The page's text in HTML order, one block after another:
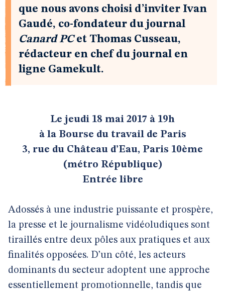
que nous avons choisi d’inviter Ivan
Gaudé, co-fondateur du journal
Canard PCet Thomas Cusseau,
rédacteur en chef du journal en
ligne Gamekult.
Le jeudi 18 mai 2017 à 19h
à la Bourse du travail de Paris
3, rue du Château d’Eau, Paris 10ème
(métro République)
Entrée libre
Adossés à une industrie puissante et prospère,
la presse et le journalisme vidéoludiques sont
tiraillés entre deux pôles aux pratiques et aux
finalités opposées. D’un côté, les acteurs
dominants du secteur adoptent une approche
essentiellement promotionnelle, tandis que